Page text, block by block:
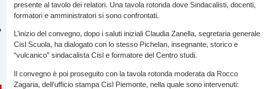
presente al tavolo dei relatori. Una tavola rotonda dove Sindacalisti, docenti,
formatori e amministratori si sono confrontati.
L’inizio del convegno, dopo i saluti iniziali Claudia Zanella, segretaria generale
Cisl Scuola, ha dialogato con lo stesso Pichelan, insegnante, storico e
“vulcanico” sindacalista Cisl e formatore del Centro studi.
Il convegno è poi proseguito con la tavola rotonda moderata da Rocco
Zagaria, dell’ufficio stampa Cisl Piemonte, nella quale sono intervenuti: